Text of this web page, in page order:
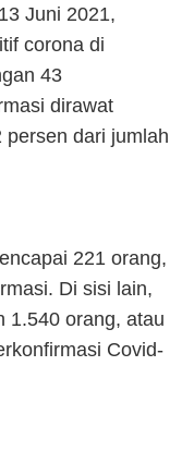
Juni 2021,
corona di
43
dirawat
persen dari jumlah
221 orang,
Di sisi lain,
1.540 orang, atau
Covid-